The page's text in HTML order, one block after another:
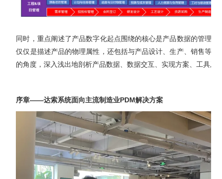
同时，重点阐述了产品数字化起点围绕的核心是产品数据的管理
仅仅是描述产品的物理属性，还包括与产品设计、生产、销售等
的角度，深入浅出地剖析产品数据、数据交互、实现方案、工具及
序章——达索系统面向主流制造业PDM解决方案